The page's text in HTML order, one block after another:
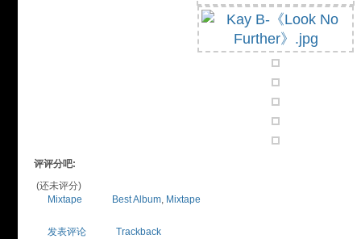
评评分吧:
(还未评分)
Mixtape
Best Album, Mixtape
发表评论 Trackback